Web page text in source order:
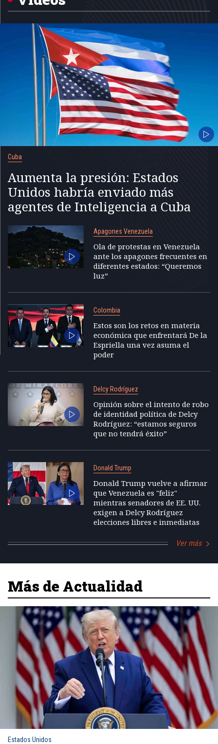
Cuba
Aumenta la presión: Estados
Unidos habría enviado más
agentes de Inteligencia a Cuba
Apagones Venezuela
Ola de protestas en Venezuela
ante los apagones frecuentes en
diferentes estados: “Queremos
luz”
Colombia
Estos son los retos en materia
económica que enfrentará De la
Espriella una vez asuma el
poder
Delcy Rodríguez
Opinión sobre el intento de robo
de identidad política de Delcy
Rodríguez: “estamos seguros
que no tendrá éxito”
Donald Trump
Donald Trump vuelve a afirmar
que Venezuela es "feliz"
mientras senadores de EE. UU.
exigen a Delcy Rodríguez
elecciones libres e inmediatas
Ver más
Más de Actualidad
Estados Unidos